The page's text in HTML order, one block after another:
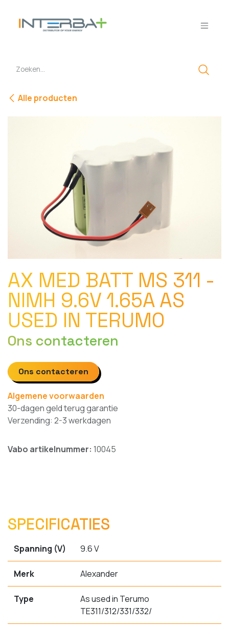
Alle producten
AX MED BATT MS 311 -
NIMH 9.6V 1.65A AS
USED IN TERUMO
Ons contacteren
Ons contacteren
Algemene voorwaarden
30-dagen geld terug garantie
Verzending: 2-3 werkdagen
Vabo artikelnummer: 10045
SPECIFICATIES
Spanning (V) 9.6 V
Merk Alexander
Type
As used in Terumo
TE311/312/331/332/